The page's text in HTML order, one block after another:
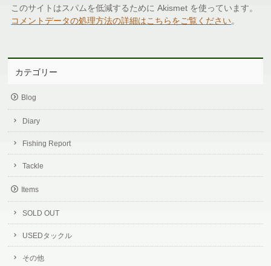
このサイトはスパムを低減するために Akismet を使っています。
コメントデータの処理方法の詳細はこちらをご覧ください。
カテゴリー
Blog
Diary
Fishing Report
Tackle
Items
SOLD OUT
USEDタックル
その他